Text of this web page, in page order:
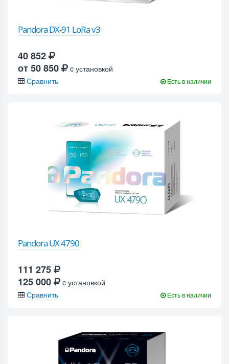
Pandora DX-91 LoRa v3
40 852
от 50 850
c установкой
Сравнить
Есть в наличии
Pandora UX 4790
111 275
125 000
c установкой
Сравнить
Есть в наличии